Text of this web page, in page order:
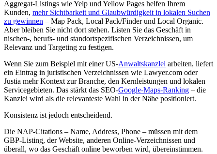
Aggregat-Listings wie Yelp und Yellow Pages helfen Ihrem
Kunden, mehr Sichtbarkeit und Glaubwürdigkeit in lokalen Suchen
zu gewinnen – Map Pack, Local Pack/Finder und Local Organic.
Aber bleiben Sie nicht dort stehen. Listen Sie das Geschäft in
nischen-, berufs- und standortspezifischen Verzeichnissen, um
Relevanz und Targeting zu festigen.
Wenn Sie zum Beispiel mit einer US-Anwaltskanzlei arbeiten, liefert
ein Eintrag in juristischen Verzeichnissen wie Lawyer.com oder
Justia mehr Kontext zur Branche, den Kernleistungen und lokalen
Servicegebieten. Das stärkt das SEO-Google-Maps-Ranking – die
Kanzlei wird als die relevanteste Wahl in der Nähe positioniert.
Konsistenz ist jedoch entscheidend.
Die NAP-Citations – Name, Address, Phone – müssen mit dem
GBP-Listing, der Website, anderen Online-Verzeichnissen und
überall, wo das Geschäft online beworben wird, übereinstimmen.